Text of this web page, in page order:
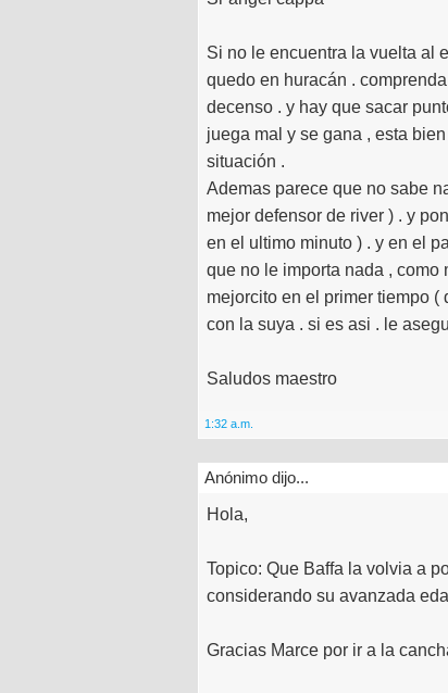
Si no le encuentra la vuelta al
quedo en huracán .
decenso . y hay que sacar
juega mal y se gana , esta
situación .
Ademas parece que no sabe
mejor defensor de river ) . y
en el ultimo minuto ) . y en el
que no le importa nada , como
mejorcito en el primer tiempo
con la suya . si es asi . le
Saludos maestro
1:32 a.m.
Anónimo dijo...
Hola,
Topico: Que Baffa la volvia a
considerando su avanzada
Gracias Marce por ir a la